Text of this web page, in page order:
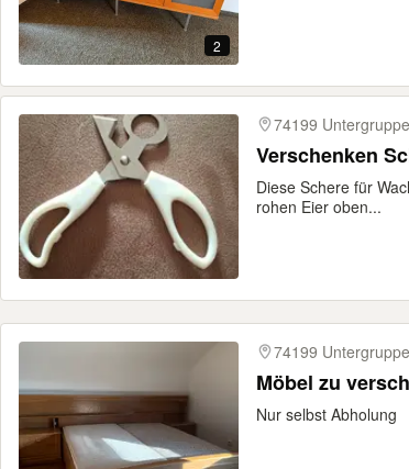
2
74199
Verschenken
Diese Schere für
rohen Eier oben...
74199
Möbel zu
Nur selbst Abholung